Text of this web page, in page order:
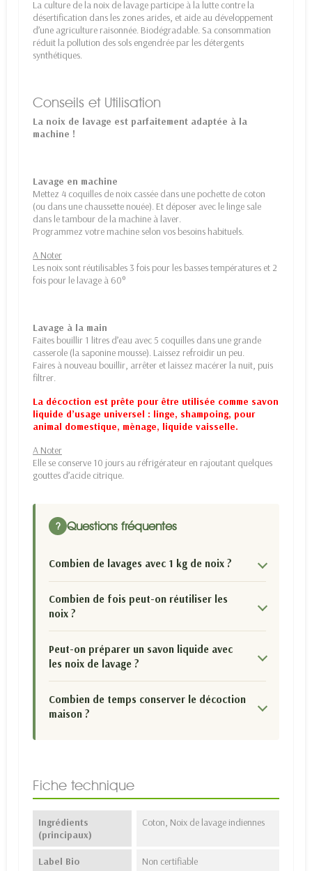
La culture de la noix de lavage participe à la lutte contre la
désertification dans les zones arides, et aide au développement
d’une agriculture raisonnée. Biodégradable. Sa consommation
réduit la pollution des sols engendrée par les détergents
synthétiques.
Conseils et Utilisation
La noix de lavage est parfaitement adaptée à la
machine !
Lavage en machine
Mettez 4 coquilles de noix cassée dans une pochette de coton
(ou dans une chaussette nouée). Et déposer avec le linge sale
dans le tambour de la machine à laver.
Programmez votre machine selon vos besoins habituels.
A Noter
Les noix sont réutilisables 3 fois pour les basses températures et 2
fois pour le lavage à 60°
Lavage à la main
Faites bouillir 1 litres d’eau avec 5 coquilles dans une grande
casserole (la saponine mousse). Laissez refroidir un peu.
Faires à nouveau bouillir, arrêter et laissez macérer la nuit, puis
filtrer.
La décoction est prête pour être utilisée comme savon
liquide d’usage universel : linge, shampoing, pour
animal domestique, mènage, liquide vaisselle.
A Noter
Elle se conserve 10 jours au réfrigérateur en rajoutant quelques
gouttes d’acide citrique.
? Questions fréquentes
Combien de lavages avec 1 kg de noix ?
Combien de fois peut-on réutiliser les
noix ?
Peut-on préparer un savon liquide avec
les noix de lavage ?
Combien de temps conserver le décoction
maison ?
Fiche technique
Ingrédients
(principaux)
Coton, Noix de lavage indiennes
Label Bio Non certifiable